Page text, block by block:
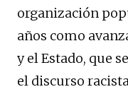
organización
años como
y el Estado, que
el discurso